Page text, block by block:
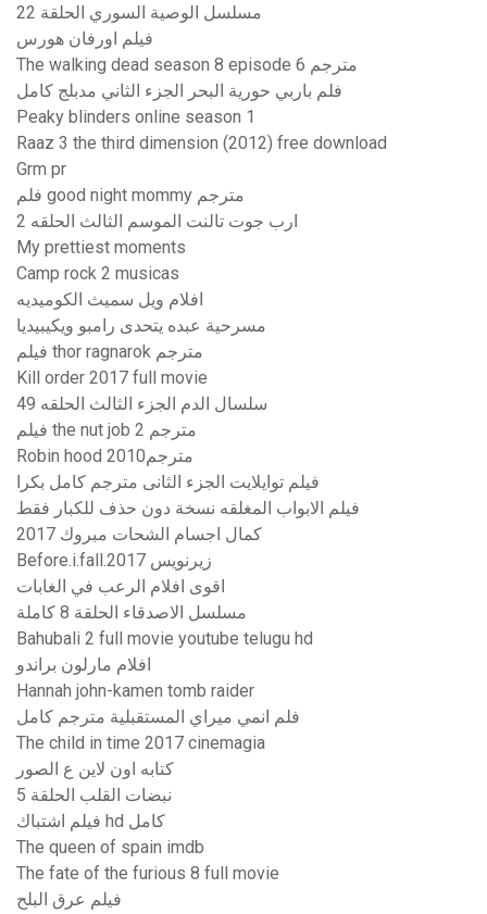
مسلسل الوصية السوري الحلقة 22
فيلم اورفان هورس
The walking dead season 8 episode 6 مترجم
فلم باربي حورية البحر الجزء الثاني مدبلج كامل
Peaky blinders online season 1
Raaz 3 the third dimension (2012) free download
Grm pr
فلم good night mommy مترجم
ارب جوت تالنت الموسم الثالث الحلقه 2
My prettiest moments
Camp rock 2 musicas
افلام ويل سميث الكوميديه
مسرحية عبده يتحدى رامبو ويكيبيديا
فيلم thor ragnarok مترجم
Kill order 2017 full movie
سلسال الدم الجزء الثالث الحلقه 49
فيلم the nut job 2 مترجم
Robin hood مترجم2010
فيلم توايلايت الجزء الثانى مترجم كامل بكرا
فيلم الابواب المغلقه نسخة دون حذف للكبار فقط
كمال اجسام الشحات مبروك 2017
Before.i.fall.2017 زیرنویس
اقوى افلام الرعب في الغابات
مسلسل الاصدقاء الحلقة 8 كاملة
Bahubali 2 full movie youtube telugu hd
افلام مارلون براندو
Hannah john-kamen tomb raider
فلم انمي ميراي المستقبلية مترجم كامل
The child in time 2017 cinemagia
كتابه اون لاين ع الصور
نبضات القلب الحلقة 5
فيلم اشتباك hd كامل
The queen of spain imdb
The fate of the furious 8 full movie
فيلم عرق البلح